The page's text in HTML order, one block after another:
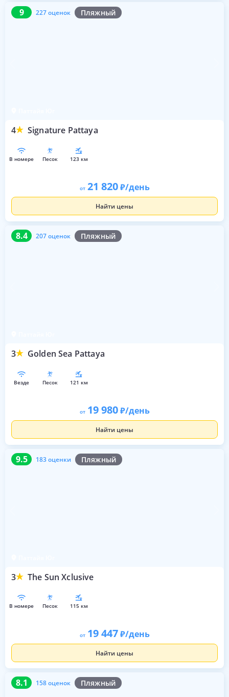
9 227 оценок Пляжный
4 Signature Pattaya
9 227 оценок
в номере песок 123 км
от 21 820 /день
Найти цены
8.4 207 оценок Пляжный
3 Golden Sea Pattaya
8.4 207 оценок
везде песок 121 км
от 19 980 /день
Найти цены
9.5 183 оценки Пляжный
3 The Sun Xclusive
9.5 183 оценки
в номере песок 115 км
от 19 447 /день
Найти цены
8.1 158 оценок Пляжный
8.1 158 оценок